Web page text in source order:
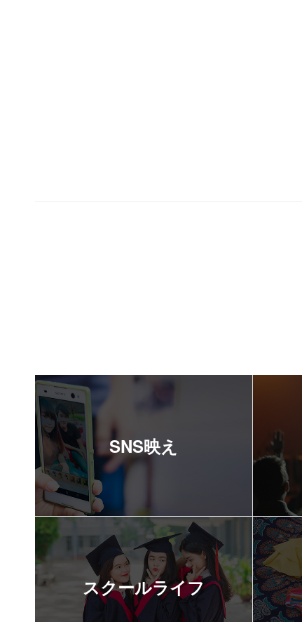
SNS映え
スクールライフ